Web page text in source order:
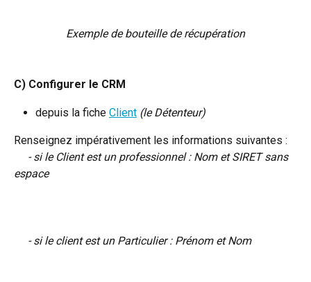
Exemple de bouteille de récupération
C) Configurer le CRM
depuis la fiche Client (le Détenteur)
Renseignez impérativement les informations suivantes :
     - si le Client est un professionnel : Nom et SIRET sans
espace
     - si le client est un Particulier : Prénom et Nom